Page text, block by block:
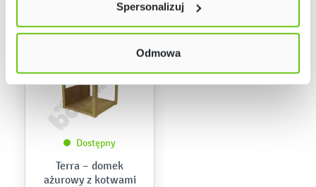
Polityce prywatności
Spersonalizuj
Odmowa
Dostępny
Terra – domek
ażurowy z kotwami